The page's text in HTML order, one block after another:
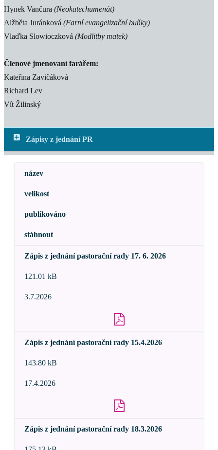
Hynek Vančura (Neokatechumenát)
Alžběta Juránková (Farní evangelizační buňky)
Vlaďka Slowioczková (Modlitby matek)
Členové jmenovaní farářem:
Kateřina Zavičáková
Richard Lev
Vít Žilinský
Zápisy z jednání PR
název
velikost
publikováno
stáhnout
Zápis z jednání pastorační rady 17. 6. 2026
121.01 kB
3.7.2026
Zápis z jednání pastorační rady 15.4.2026
143.80 kB
17.4.2026
Zápis z jednání pastorační rady 18.3.2026